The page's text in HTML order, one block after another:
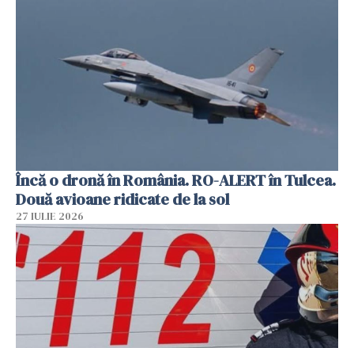
Încă o dronă în România. RO-ALERT în Tulcea.
Două avioane ridicate de la sol
27 IULIE 2026